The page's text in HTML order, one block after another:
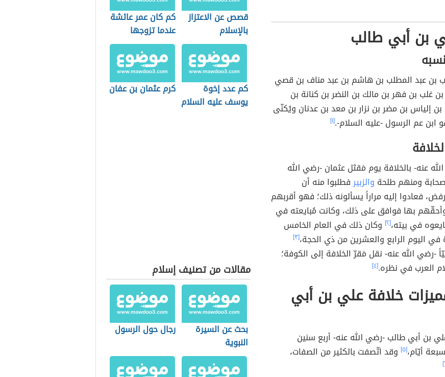
بن أبي طالب
بن عبد المطلب بن هاشم بن عبد مناف بن قصي
غلب بن فهر بن مالك بن النضر بن كنانة بن
إلياس بن مضر بن نزار بن معد بن عدنان ويُكنّى
ابن عم الرسول -عليه السلام-.[١]
عنه- بالخلافة يوم مَقتَل عثمان -رضي الله
ومنهم طلحة والزبيرفطلبوا منه أن
رفض، فعادوا إليه مراراً يسألونه ذلك؛ فهو أقربهم
بها فوافق على ذلك، وكانت مُبايعته في
في بيته،[٢]
وكان ذلك في العام الخامس
في اليوم الرابع والعشرين من ذي الحجة،[٣]
-رضي الله عنه- نقل مَقرّ الخلافة إلى الكوفة؛
العرب في نظره.[٤]
خلافة علي بن أبي
بن أبي طالب -رضي الله عنه- أربع سنين
أيّام،[٥]
وقد اتّصفت بالكثير من الصفات،
قصص عن الاعتزاز
بالإسلام
كم كان عمر عائشة
عندما تزوجها
الرسول
كم عدد إخوة
يوسف عليه السلام
كرم عثمان بن عفان
مقالات من تصنيف إسلام
بحث عن السيرة
النبوية
رجال حول الرسول